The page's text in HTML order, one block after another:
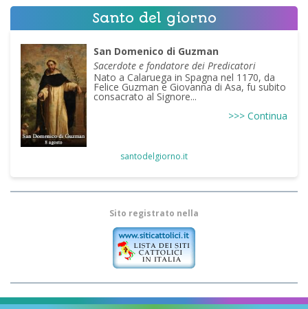
Santo del giorno
San Domenico di Guzman
Sacerdote e fondatore dei Predicatori
Nato a Calaruega in Spagna nel 1170, da
Felice Guzman e Giovanna di Asa, fu subito
consacrato al Signore...
>>> Continua
santodelgiorno.it
Sito registrato nella